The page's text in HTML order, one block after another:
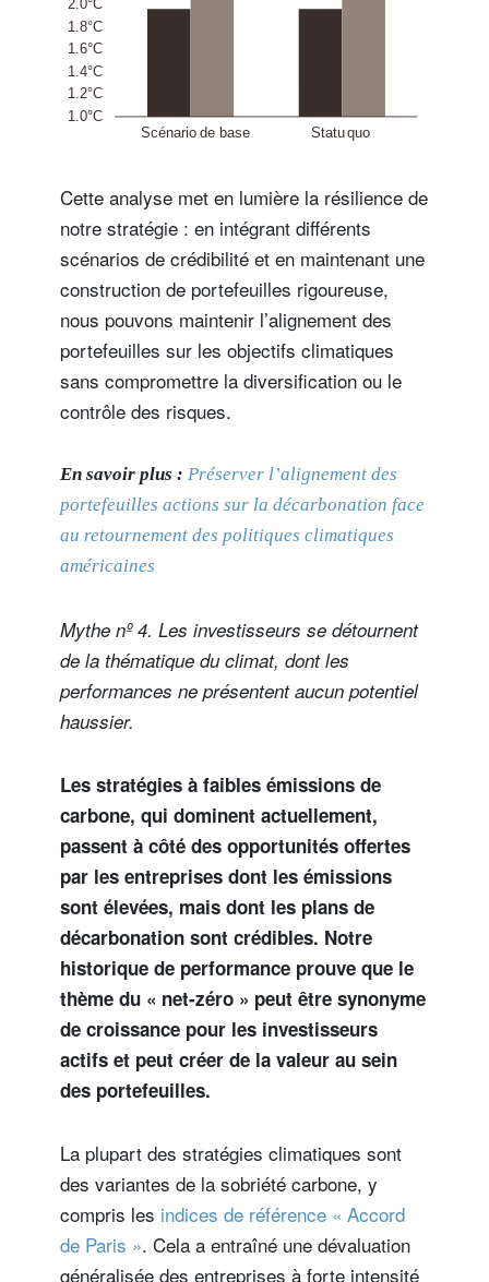
Cette analyse met en lumière la résilience de
notre stratégie : en intégrant différents
scénarios de crédibilité et en maintenant une
construction de portefeuilles rigoureuse,
nous pouvons maintenir l’alignement des
portefeuilles sur les objectifs climatiques
sans compromettre la diversification ou le
contrôle des risques.
En savoir plus : Préserver l’alignement des
portefeuilles actions sur la décarbonation face
au retournement des politiques climatiques
américaines
Mythe nº 4. Les investisseurs se détournent
de la thématique du climat, dont les
performances ne présentent aucun potentiel
haussier.
Les stratégies à faibles émissions de
carbone, qui dominent actuellement,
passent à côté des opportunités offertes
par les entreprises dont les émissions
sont élevées, mais dont les plans de
décarbonation sont crédibles. Notre
historique de performance prouve que le
thème du « net-zéro » peut être synonyme
de croissance pour les investisseurs
actifs et peut créer de la valeur au sein
des portefeuilles.
La plupart des stratégies climatiques sont
des variantes de la sobriété carbone, y
compris les indices de référence « Accord
de Paris ». Cela a entraîné une dévaluation
généralisée des entreprises à forte intensité